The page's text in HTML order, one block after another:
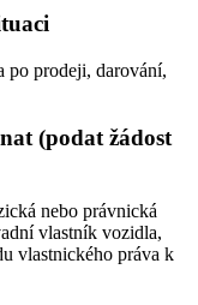
po prodeji, darování,
(podat žádost
nebo právnická
vlastník vozidla,
vlastnického práva k